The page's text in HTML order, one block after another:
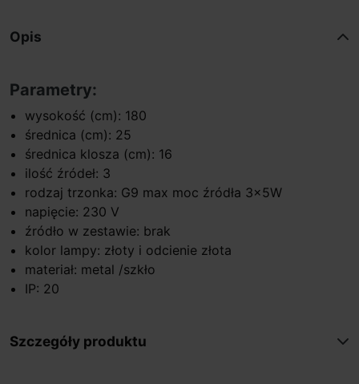
Opis
Parametry:
wysokość (cm): 180
średnica (cm): 25
średnica klosza (cm): 16
ilość źródeł: 3
rodzaj trzonka: G9 max moc źródła 3x5W
napięcie: 230 V
źródło w zestawie: brak
kolor lampy: złoty i odcienie złota
materiał: metal /szkło
IP: 20
Szczegóły produktu